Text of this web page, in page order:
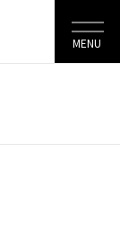
MENU